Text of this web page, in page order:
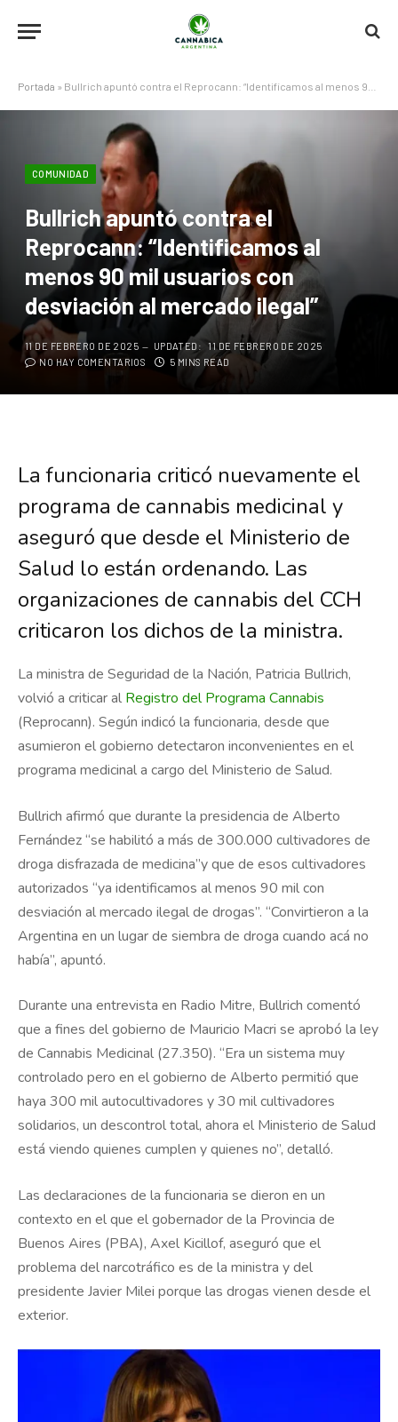
Portada » Bullrich apuntó contra el Reprocann: “Identificamos al menos 90 mil usuarios con desviación al mercado ilegal”
COMUNIDAD
Bullrich apuntó contra el
Reprocann: “Identificamos al
menos 90 mil usuarios con
desviación al mercado ilegal”
11 DE FEBRERO DE 2025 UPDATED:
11 DE FEBRERO DE 2025
NO HAY COMENTARIOS
5 MINS READ
La funcionaria criticó nuevamente el
programa de cannabis medicinal y
aseguró que desde el Ministerio de
Salud lo están ordenando. Las
organizaciones de cannabis del CCH
criticaron los dichos de la ministra.
La ministra de Seguridad de la Nación, Patricia Bullrich,
volvió a criticar al Registro del Programa Cannabis
(Reprocann). Según indicó la funcionaria, desde que
asumieron el gobierno detectaron inconvenientes en el
programa medicinal a cargo del Ministerio de Salud.
Bullrich afirmó que durante la presidencia de Alberto
Fernández “se habilitó a más de 300.000 cultivadores de
droga disfrazada de medicina”y que de esos cultivadores
autorizados “ya identificamos al menos 90 mil con
desviación al mercado ilegal de drogas”. “Convirtieron a la
Argentina en un lugar de siembra de droga cuando acá no
había”, apuntó.
Durante una entrevista en Radio Mitre, Bullrich comentó
que a fines del gobierno de Mauricio Macri se aprobó la ley
de Cannabis Medicinal (27.350). “Era un sistema muy
controlado pero en el gobierno de Alberto permitió que
haya 300 mil autocultivadores y 30 mil cultivadores
solidarios, un descontrol total, ahora el Ministerio de Salud
está viendo quienes cumplen y quienes no”, detalló.
Las declaraciones de la funcionaria se dieron en un
contexto en el que el gobernador de la Provincia de
Buenos Aires (PBA), Axel Kicillof, aseguró que el
problema del narcotráfico es de la ministra y del
presidente Javier Milei porque las drogas vienen desde el
exterior.